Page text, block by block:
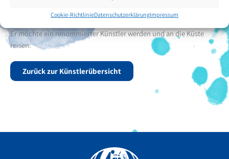
Cookie-RichtlinieDatenschutzerklärungImpressum
Malen beibringen konnte, er erhielt Malunterricht in seinem Haus.
Er möchte ein renommierter Künstler werden und an die Küste
reisen.
Zurück zur Künstlerübersicht
Facebook
YouTube
Instagram